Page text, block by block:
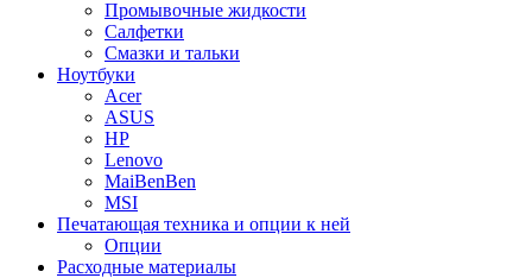
Промывочные жидкости
Салфетки
Смазки и тальки
Ноутбуки
Acer
ASUS
HP
Lenovo
MaiBenBen
MSI
Печатающая техника и опции к ней
Опции
Расходные материалы